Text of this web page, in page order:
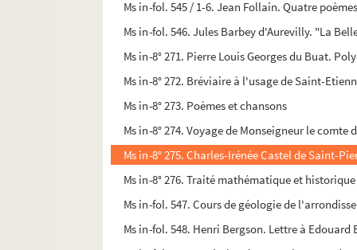
Ms in-fol. 545 / 1-6. Jean Follain. Quatre
Ms in-fol. 546. Jules Barbey d'Aurevilly. "La
Ms in-8° 271. Pierre Louis Georges du Buat.
Ms in-8° 272. Bréviaire à l'usage de Saint-
Ms in-8° 273. Poèmes et chansons
Ms in-8° 274. Voyage de Monseigneur le
Ms in-8° 275. Charles-Irénée Castel de Saint-
Ms in-8° 276. Traité mathématique et
Ms in-fol. 547. Cours de géologie de
Ms in-fol. 548. Henri Bergson. Lettre à Edouard